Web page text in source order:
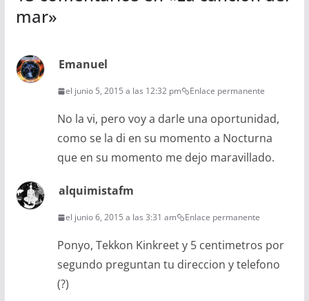
mar»
Emanuel
el junio 5, 2015 a las 12:32 pm Enlace permanente
No la vi, pero voy a darle una oportunidad,
como se la di en su momento a Nocturna
que en su momento me dejo maravillado.
alquimistafm
el junio 6, 2015 a las 3:31 am Enlace permanente
Ponyo, Tekkon Kinkreet y 5 centimetros por
segundo preguntan tu direccion y telefono
(?)